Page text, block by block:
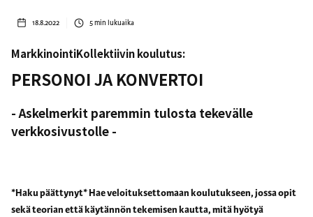
18.8.2022 5min lukuaika
MarkkinointiKollektiivin koulutus:
PERSONOI JA KONVERTOI
- Askelmerkit paremmin tulosta tekevälle
verkkosivustolle -
*Haku päättynyt* Hae veloituksettomaan koulutukseen, jossa opit
sekä teorian että käytännön tekemisen kautta, mitä hyötyä